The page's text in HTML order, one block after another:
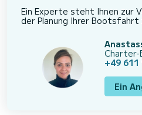
Ein Experte steht Ihnen zur
der Planung Ihrer Bootsfahrt
Charter-
+49 611
Ein